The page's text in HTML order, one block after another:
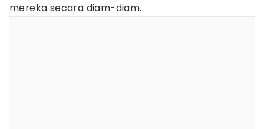
mereka secara diam-diam.